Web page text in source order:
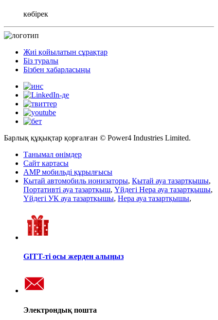
көбірек
Жиі қойылатын сұрақтар
Біз туралы
Бізбен хабарласыңы
Барлық құқықтар қорғалған © Power4 Industries Limited.
Танымал өнімдер
Сайт картасы
AMP мобильді құрылғысы
Қытай автомобиль ионизаторы, Қытай ауа тазартқышы,
Портативті ауа тазартқыш, Үйдегі Hepa ауа тазартқышы,
Үйдегі УК ауа тазартқышы, Hepa ауа тазартқышы,
GITT-ті осы жерден алыңыз
Электрондық пошта